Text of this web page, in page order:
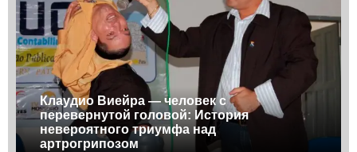
Клаудио Виейра — человек с
перевернутой головой: История
невероятного триумфа над
артрогрипозом